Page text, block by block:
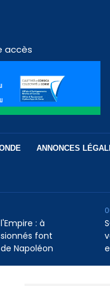
accès
ANNONCES
: à
font
Napoléon